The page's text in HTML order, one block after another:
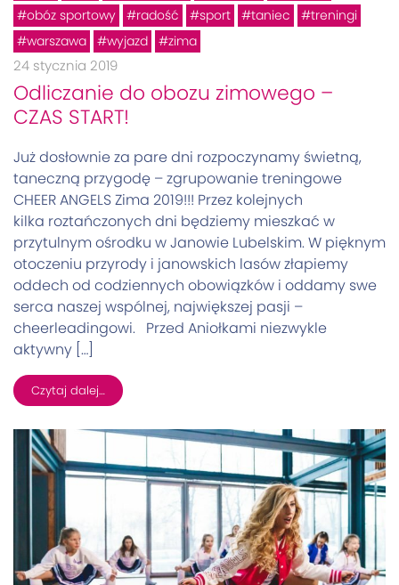
obóz sportowy
radość sport taniec
treningi
warszawa
wyjazd zima
24 stycznia 2019
Odliczanie do obozu zimowego –
CZAS START!
Już dosłownie za pare dni rozpoczynamy świetną,
taneczną przygodę – zgrupowanie treningowe
CHEER ANGELS Zima 2019!!! Przez kolejnych
kilka roztańczonych dni będziemy mieszkać w
przytulnym ośrodku w Janowie Lubelskim. W pięknym
otoczeniu przyrody i janowskich lasów złapiemy
oddech od codziennych obowiązków i oddamy swe
serca naszej wspólnej, największej pasji –
cheerleadingowi. Przed Aniołkami niezwykle
aktywny […]
Czytaj dalej…